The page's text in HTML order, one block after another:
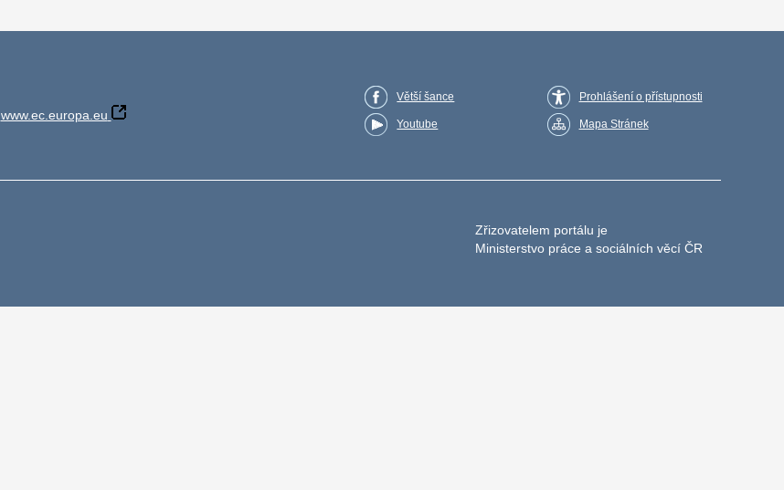
www.ec.europa.eu
Větší šance
Youtube
Prohlášení o přístupnosti
Mapa Stránek
Zřizovatelem portálu je
Ministerstvo práce a sociálních věcí ČR